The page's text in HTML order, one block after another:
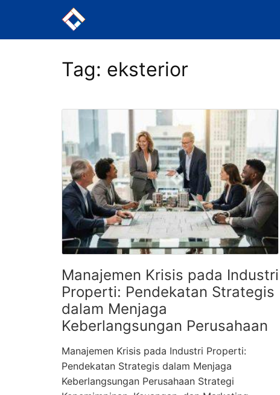
konten
Tag: eksterior
Manajemen Krisis pada Industri
Properti: Pendekatan Strategis
dalam Menjaga
Keberlangsungan Perusahaan
Manajemen Krisis pada Industri Properti:
Pendekatan Strategis dalam Menjaga
Keberlangsungan Perusahaan Strategi